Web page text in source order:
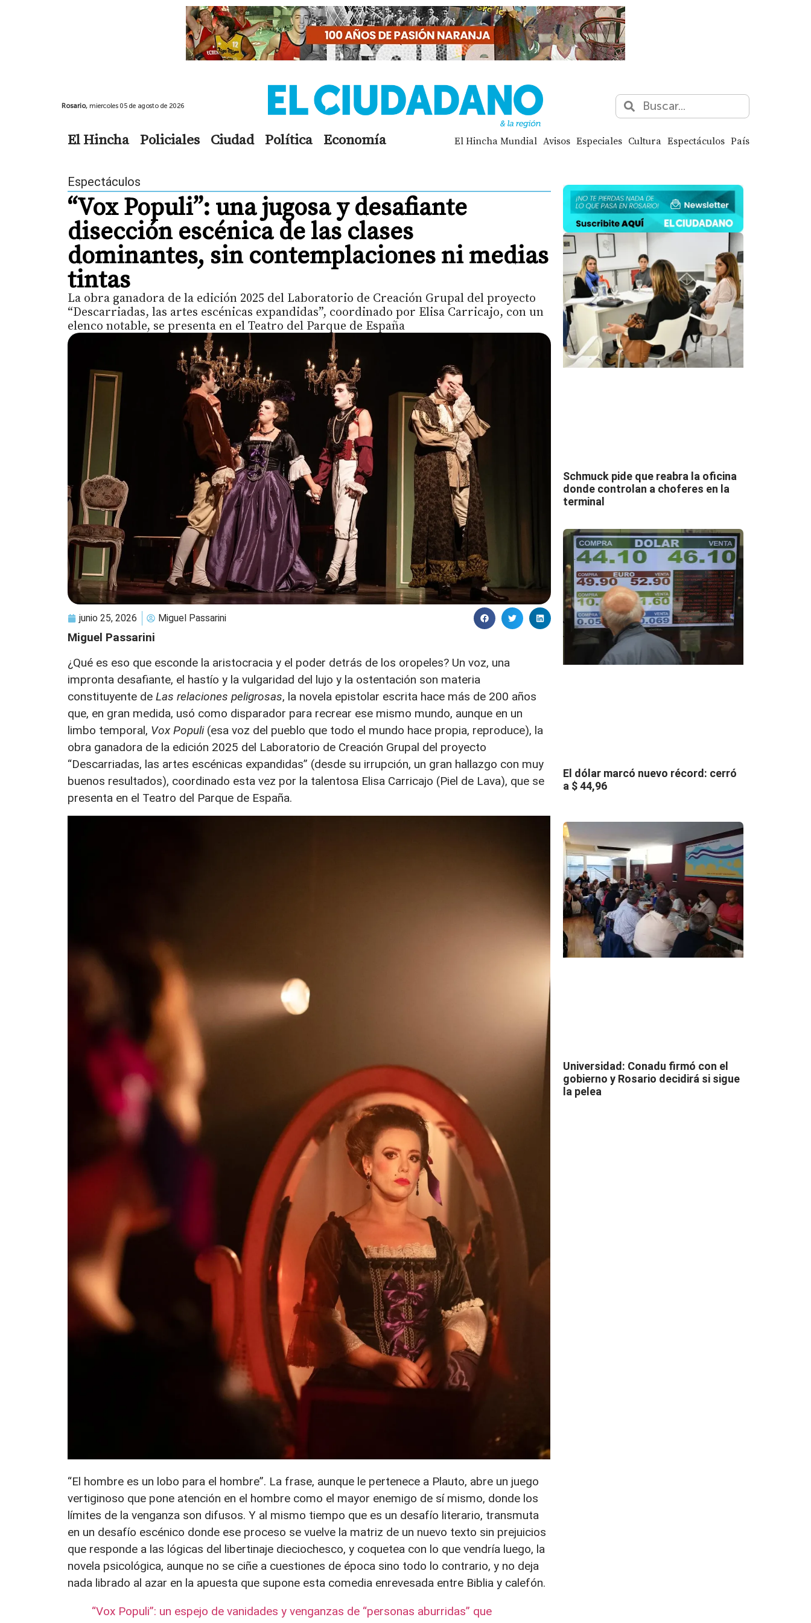
Rosario, miercoles 05 de agosto de 2026
El Hincha Policiales Ciudad Política Economía El Hincha Mundial Avisos Especiales Cultura Espectáculos País
Espectáculos
“Vox Populi”: una jugosa y desafiante
disección escénica de las clases
dominantes, sin contemplaciones ni medias
tintas
La obra ganadora de la edición 2025 del Laboratorio de Creación Grupal del proyecto
“Descarriadas, las artes escénicas expandidas”, coordinado por Elisa Carricajo, con un
elenco notable, se presenta en el Teatro del Parque de España
junio 25, 2026 Miguel Passarini
Miguel Passarini
¿Qué es eso que esconde la aristocracia y el poder detrás de los oropeles? Un voz, una
impronta desafiante, el hastío y la vulgaridad del lujo y la ostentación son materia
constituyente de Las relaciones peligrosas, la novela epistolar escrita hace más de 200 años
que, en gran medida, usó como disparador para recrear ese mismo mundo, aunque en un
limbo temporal, Vox Populi(esa voz del pueblo que todo el mundo hace propia, reproduce), la
obra ganadora de la edición 2025 del Laboratorio de Creación Grupal del proyecto
“Descarriadas, las artes escénicas expandidas” (desde su irrupción, un gran hallazgo con muy
buenos resultados), coordinado esta vez por la talentosa Elisa Carricajo (Piel de Lava), que se
presenta en el Teatro del Parque de España.
“El hombre es un lobo para el hombre”. La frase, aunque le pertenece a Plauto, abre un juego
vertiginoso que pone atención en el hombre como el mayor enemigo de sí mismo, donde los
límites de la venganza son difusos. Y al mismo tiempo que es un desafío literario, transmuta
en un desafío escénico donde ese proceso se vuelve la matriz de un nuevo texto sin prejuicios
que responde a las lógicas del libertinaje dieciochesco, y coquetea con lo que vendría luego, la
novela psicológica, aunque no se ciñe a cuestiones de época sino todo lo contrario, y no deja
nada librado al azar en la apuesta que supone esta comedia enrevesada entre Biblia y calefón.
“Vox Populi”: un espejo de vanidades y venganzas de “personas aburridas” que
Schmuck pide que reabra la oficina
donde controlan a choferes en la
terminal
El dólar marcó nuevo récord: cerró
a $ 44,96
Universidad: Conadu firmó con el
gobierno y Rosario decidirá si sigue
la pelea